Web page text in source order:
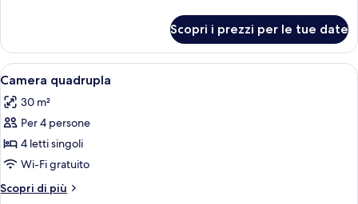
Deluxe
Scopri i prezzi per le tue date
Apri
tutte
le
foto
per
Camera
quadrupla
Un letto rifatto con un cuscino
2
Camera quadrupla
30 m²
Per 4 persone
4 letti singoli
Wi-Fi gratuito
Scopri di più
Altri